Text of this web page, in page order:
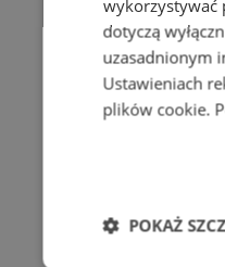
wykorzystywać
dotyczą
uzasadnionym
Ustawieniach
plików cookie.
POKAŻ